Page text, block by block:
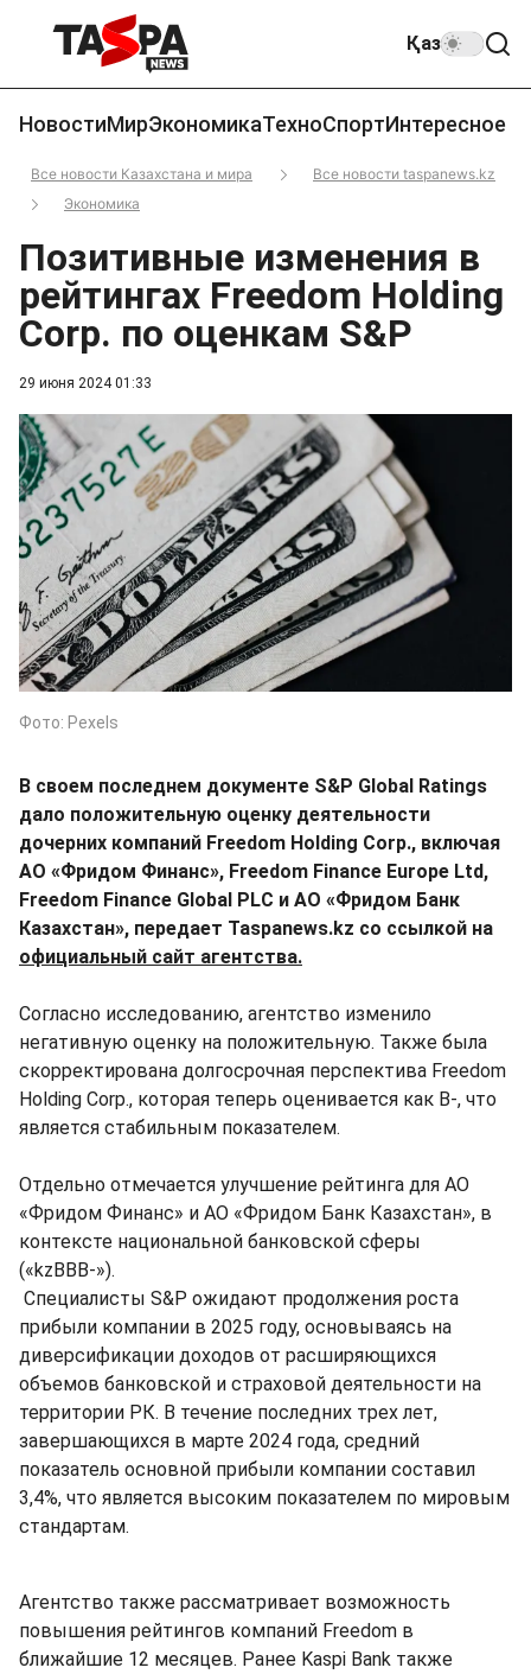
Қаз
НовостиМирЭкономикаТехноСпортИнтересное
Все новости Казахстана и мира
Все новости taspanews.kz
Экономика
29 июня 2024 01:33
Позитивные изменения в
рейтингах Freedom Holding
Corp. по оценкам S&P
Фото: Pexels
В своем последнем документе S&P Global Ratings
дало положительную оценку деятельности
дочерних компаний Freedom Holding Corp., включая
AO «Фридом Финанс», Freedom Finance Europe Ltd,
Freedom Finance Global PLC и AO «Фридом Банк
Казахстан», передает Taspanews.kz со ссылкой на
официальный сайт агентства.
Согласно исследованию, агентство изменило
негативную оценку на положительную. Также была
скорректирована долгосрочная перспектива Freedom
Holding Corp., которая теперь оценивается как B-, что
является стабильным показателем.
Отдельно отмечается улучшение рейтинга для AO
«Фридом Финанс» и AO «Фридом Банк Казахстан», в
контексте национальной банковской сферы
(«kzBBВ-»).
Специалисты S&P ожидают продолжения роста
прибыли компании в 2025 году, основываясь на
диверсификации доходов от расширяющихся
объемов банковской и страховой деятельности на
территории РК. В течение последних трех лет,
завершающихся в марте 2024 года, средний
показатель основной прибыли компании составил
3,4%, что является высоким показателем по мировым
стандартам.
Агентство также рассматривает возможность
повышения рейтингов компаний Freedom в
ближайшие 12 месяцев. Ранее Kaspi Bank также